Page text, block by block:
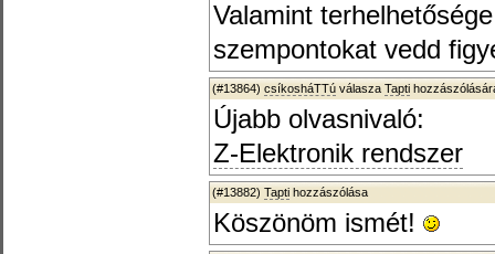
Valamint
szempontokat vedd
(#13864) csíkosháTTú válasza Tapti
Újabb olvasnivaló:
Z-Elektronik rendszer
(#13882) Tapti hozzászólása
Köszönöm ismét!